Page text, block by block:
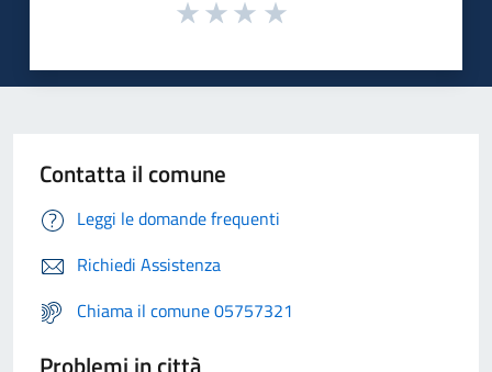
Contatta il comune
Leggi le domande frequenti
Richiedi Assistenza
Chiama il comune 05757321
Problemi in città